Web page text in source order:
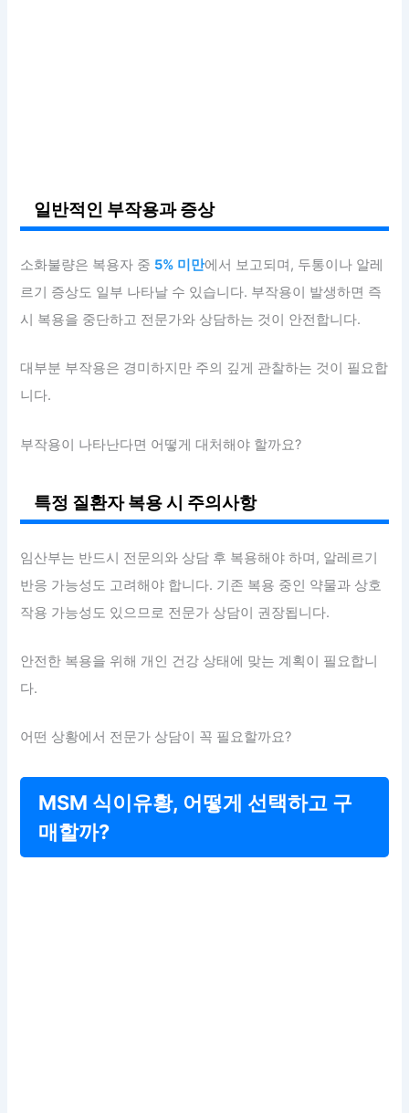
일반적인 부작용과 증상
소화불량은 복용자 중 5% 미만에서 보고되며, 두통이나 알레
르기 증상도 일부 나타날 수 있습니다. 부작용이 발생하면 즉
시 복용을 중단하고 전문가와 상담하는 것이 안전합니다.
대부분 부작용은 경미하지만 주의 깊게 관찰하는 것이 필요합
니다.
부작용이 나타난다면 어떻게 대처해야 할까요?
특정 질환자 복용 시 주의사항
임산부는 반드시 전문의와 상담 후 복용해야 하며, 알레르기
반응 가능성도 고려해야 합니다. 기존 복용 중인 약물과 상호
작용 가능성도 있으므로 전문가 상담이 권장됩니다.
안전한 복용을 위해 개인 건강 상태에 맞는 계획이 필요합니
다.
어떤 상황에서 전문가 상담이 꼭 필요할까요?
MSM 식이유황, 어떻게 선택하고 구
매할까?